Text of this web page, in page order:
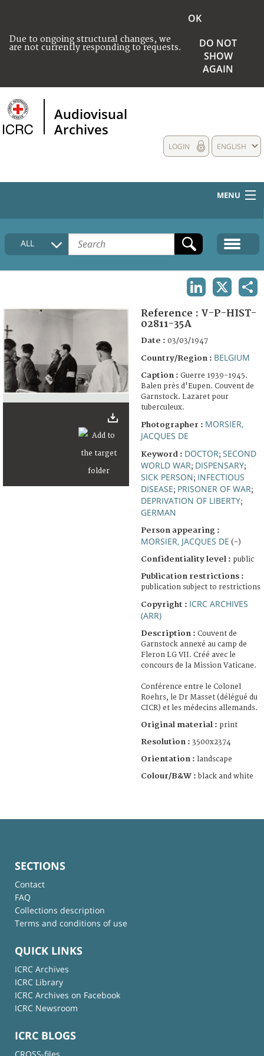
Due to ongoing structural changes, we
are not currently responding to requests.
OK
DO NOT
SHOW
AGAIN
Audiovisual
Archives
ENGLISH
LOGIN
MENU
HOME
COLLECTIONS DESCRIPTION
FAQ
ALL
Reference : V-P-HIST-
02811-35A
Date : 03/03/1947
Country/Region : BELGIUM
Caption : Guerre 1939-1945.
Balen près d'Eupen. Couvent de
Garnstock. Lazaret pour
tuberculeux.
Photographer : MORSIER,
JACQUES DE
Keyword : DOCTOR; SECOND
WORLD WAR; DISPENSARY;
SICK PERSON; INFECTIOUS
DISEASE; PRISONER OF WAR;
DEPRIVATION OF LIBERTY;
GERMAN
Person appearing :
MORSIER, JACQUES DE (-)
Confidentiality level : public
Publication restrictions :
publication subject to restrictions
Copyright : ICRC ARCHIVES
(ARR)
Description : Couvent de
Garnstock annexé au camp de
Fleron LG VII. Créé avec le
concours de la Mission Vaticane.
Conférence entre le Colonel
Roehrs, le Dr Masset (délégué du
CICR) et les médecins allemands.
Original material : print
Resolution : 3500x2374
Orientation : landscape
Colour/B&W : black and white
SECTIONS
Contact
FAQ
Collections description
Terms and conditions of use
QUICK LINKS
ICRC Archives
ICRC Library
ICRC Archives on Facebook
ICRC Newsroom
ICRC BLOGS